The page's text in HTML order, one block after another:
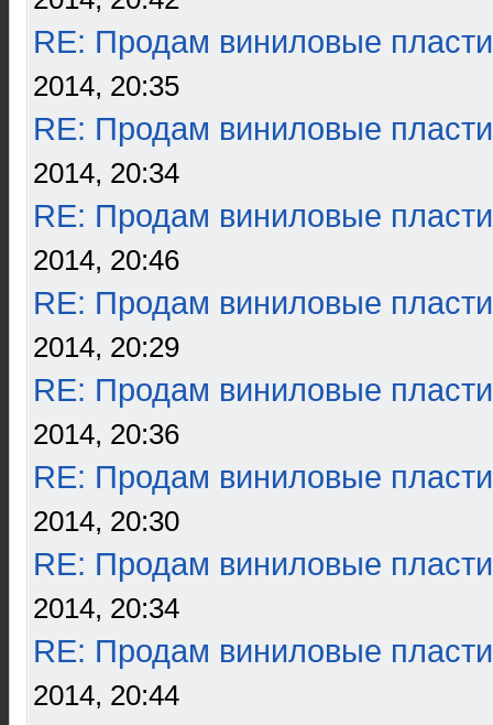
RE: Продам виниловые
2014, 20:35
RE: Продам виниловые
2014, 20:34
RE: Продам виниловые
2014, 20:46
RE: Продам виниловые
2014, 20:29
RE: Продам виниловые
2014, 20:36
RE: Продам виниловые
2014, 20:30
RE: Продам виниловые
2014, 20:34
RE: Продам виниловые
2014, 20:44